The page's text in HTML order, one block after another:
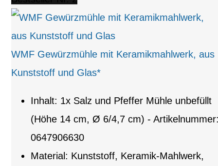
WMF Gewürzmühle mit Keramikmahlwerk, aus
Kunststoff und Glas*
Inhalt: 1x Salz und Pfeffer Mühle unbefüllt
(Höhe 14 cm, Ø 6/4,7 cm) -
0647906630
Material: Kunststoff, Keramik-Mahlwerk,